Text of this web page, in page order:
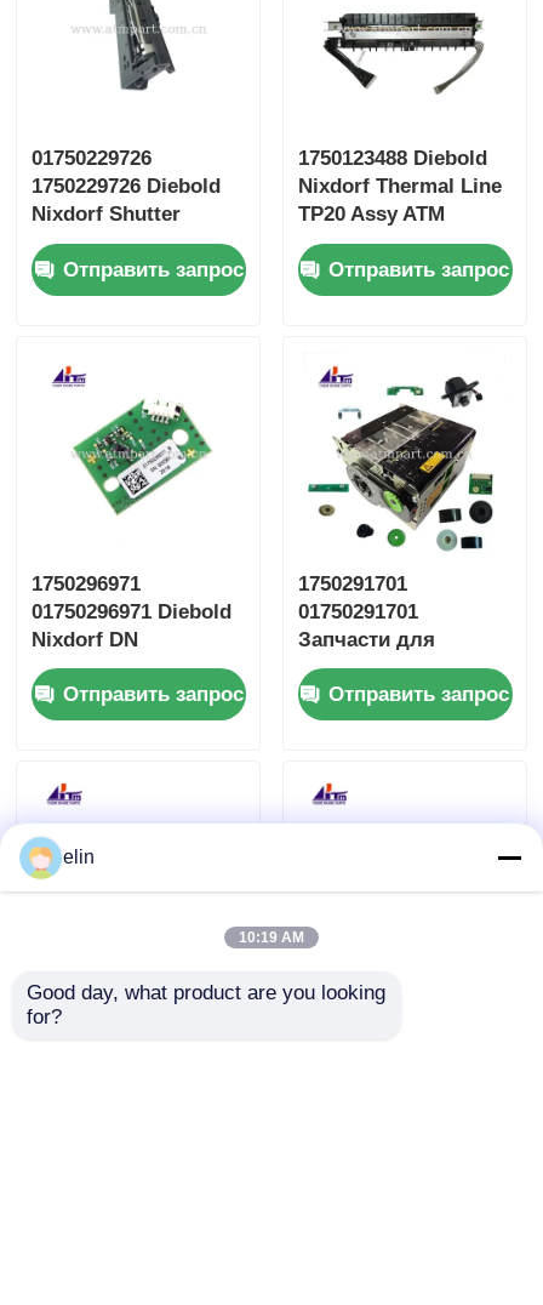
01750229726
1750229726 Diebold
Nixdorf Shutter
Horizontal. 8x CMD
RL Strip (Страница с
наружным
Отправить запрос
1750123488 Diebold
Nixdorf Thermal Line
TP20 Assy ATM
запасные части
Отправить запрос
1750296971
01750296971 Diebold
Nixdorf DN
Кодирующая плата
RM4 ENCB3
Отправить запрос
1750291701
01750291701
Запчасти для
банкоматов Diebold
Diebold Nixdorf ESC
Reel Storage RM4
Отправить запрос
1750174854 Diebold
Диболд Оптева
elin
10:19 AM
Good day, what product are you looking
for?